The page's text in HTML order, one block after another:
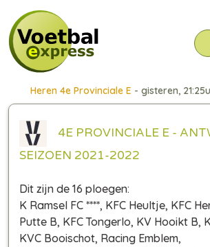
Heren 4e Provinciale E - gisteren, 21:25u
4E PROVINCIALE E -
SEIZOEN 2021-2022
Dit zijn de 16 ploegen:
K Ramsel FC ****, KFC Heultje, KFC
Putte B, KFC Tongerlo, KV Hooikt B,
KVC Booischot, Racing Emblem,